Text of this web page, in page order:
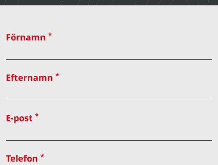
Förnamn *
Efternamn *
E-post *
Telefon *